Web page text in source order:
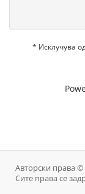
* Исклучува
Авторски права
Сите права се